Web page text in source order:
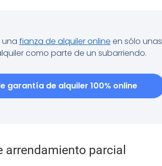
una fianza de alquiler online en sólo
como parte de un subarriendo.
garantía de alquiler 100% online
arrendamiento parcial